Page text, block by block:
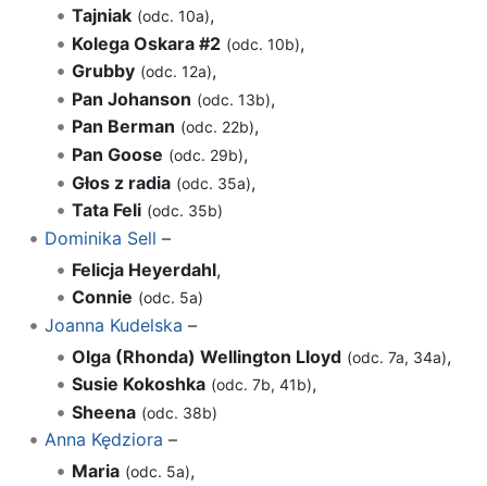
Tajniak (odc. 10a),
Kolega Oskara #2 (odc. 10b),
Grubby (odc. 12a),
Pan Johanson (odc. 13b),
Pan Berman (odc. 22b),
Pan Goose (odc. 29b),
Głos z radia (odc. 35a),
Tata Feli (odc. 35b)
Dominika Sell –
Felicja Heyerdahl,
Connie (odc. 5a)
Joanna Kudelska –
Olga (Rhonda) Wellington Lloyd (odc. 7a, 34a),
Susie Kokoshka (odc. 7b, 41b),
Sheena (odc. 38b)
Anna Kędziora –
Maria (odc. 5a),